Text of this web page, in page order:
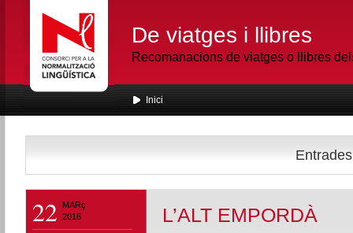
De viatges i llibres
Recomanacions de viatges o llibres
Inici
22
MARç
2016
L’ALT EMPORDÀ